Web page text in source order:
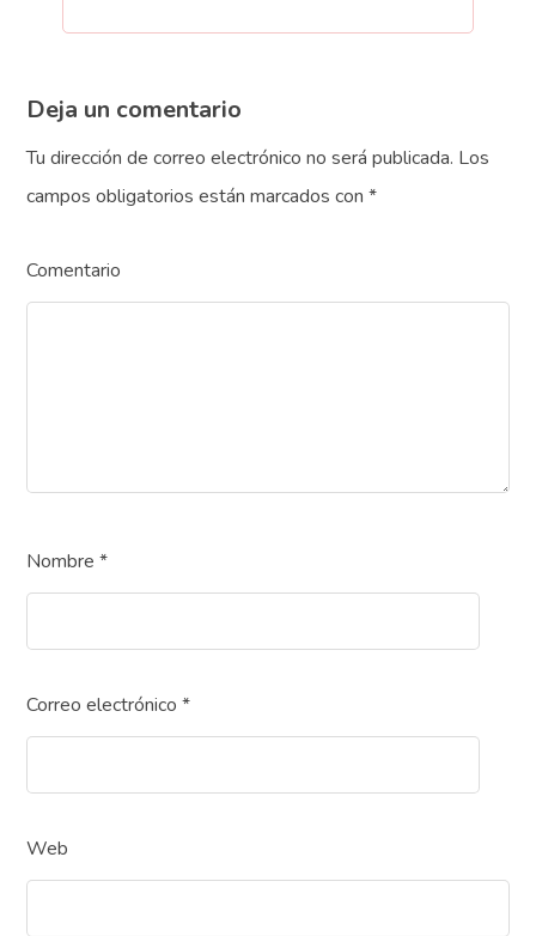
Deja un comentario
Tu dirección de correo electrónico no será publicada. Los
campos obligatorios están marcados con*
Comentario
Nombre*
Correo electrónico*
Web